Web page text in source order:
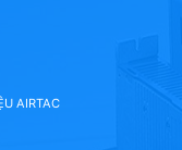
AIRTAC